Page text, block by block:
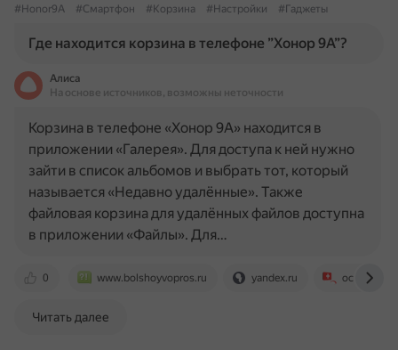
#Honor9A
#Смартфон #Корзина #Настройки #Гаджеты
Где находится корзина в телефоне ”Хонор 9А”?
Алиса
На основе источников, возможны неточности
0 www.bolshoyvopros.ru yandex.ru ocomp.info
Корзина в телефоне «Хонор 9А» находится в
приложении «Галерея». Для доступа к ней нужно
зайти в список альбомов и выбрать тот, который
называется «Недавно удалённые». Также
файловая корзина для удалённых файлов доступна
в приложении «Файлы». Для…
Читать далее